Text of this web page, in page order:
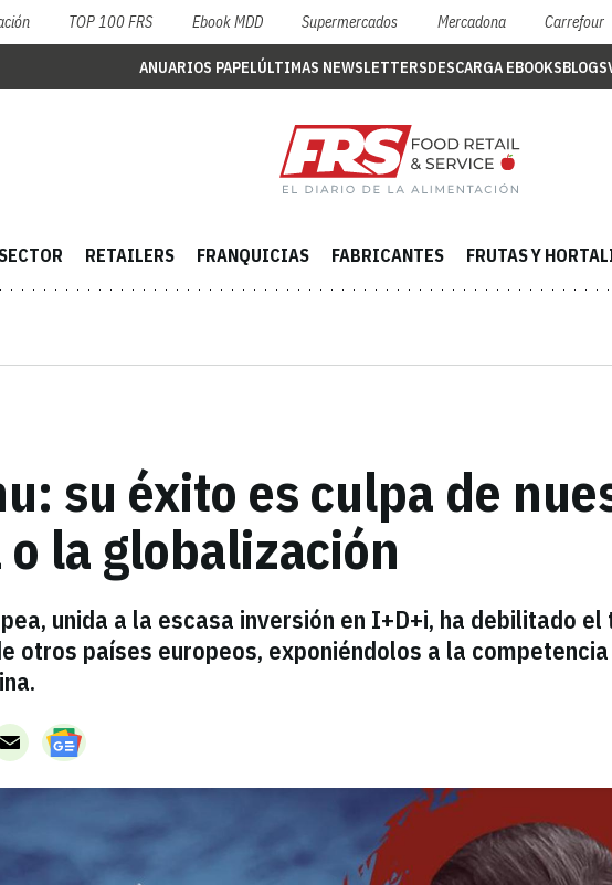
TOP 100 FRS Ebook MDD Supermercados Mercadona Carrefour
ANUARIOS PAPELÚLTIMAS NEWSLETTERSDESCARGA EBOOKSBLOGS
RETAILERS FRANQUICIAS FABRICANTES FRUTAS Y
su éxito es culpa de
la globalización
unida a la escasa inversión en I+D+i, ha debilitado el
otros países europeos, exponiéndolos a la
Email